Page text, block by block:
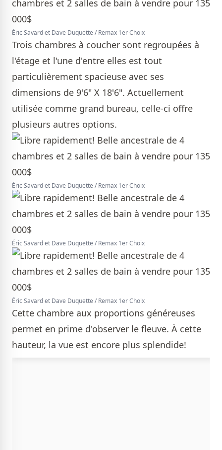
Éric Savard et Dave Duquette / Remax 1er Choix
Trois chambres à coucher sont regroupées à
l'étage et l'une d'entre elles est tout
particulièrement spacieuse avec ses
dimensions de 9'6" X 18'6". Actuellement
utilisée comme grand bureau, celle-ci offre
plusieurs autres options.
Éric Savard et Dave Duquette / Remax 1er Choix
Éric Savard et Dave Duquette / Remax 1er Choix
Éric Savard et Dave Duquette / Remax 1er Choix
Cette chambre aux proportions généreuses
permet en prime d'observer le fleuve. À cette
hauteur, la vue est encore plus splendide!